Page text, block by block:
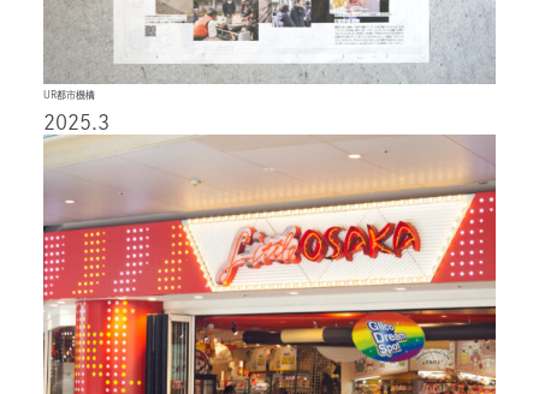
UR都市機構
2025.3